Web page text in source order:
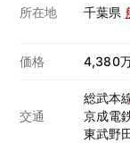
所在地 千葉県
価格 4,380
交通
総武本
京成電
東武野